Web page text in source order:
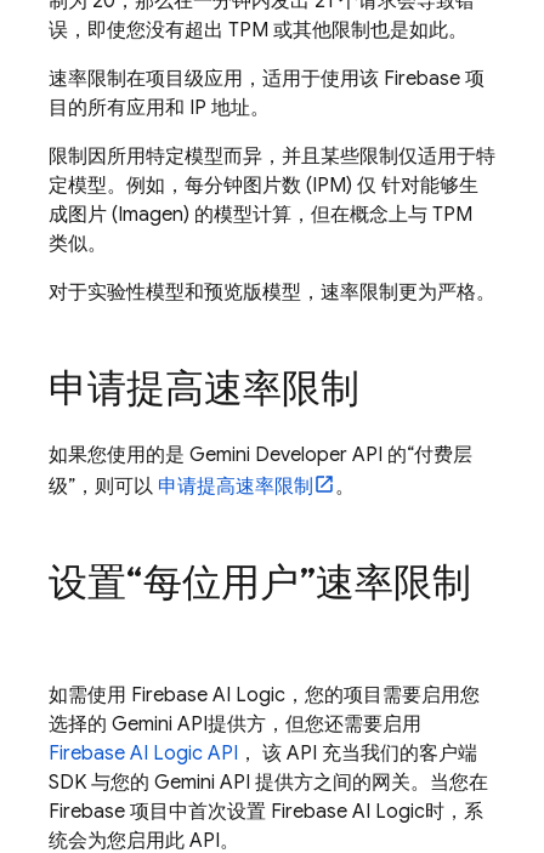
误，即使您没有超出 TPM 或其他限制也是如此。
速率限制在项目级应用，适用于使用该 Firebase 项
目的所有应用和 IP 地址。
限制因所用特定模型而异，并且某些限制仅适用于特
定模型。例如，每分钟图片数 (IPM) 仅 针对能够生
成图片 (Imagen) 的模型计算，但在概念上与 TPM
类似。
对于实验性模型和预览版模型，速率限制更为严格。
申请提高速率限制
如果您使用的是 Gemini Developer API 的“付费层
级”，则可以 申请提高速率限制 。
设置“每位用户”速率限制
如需使用 Firebase AI Logic ，您的项目需要启用您
选择的 Gemini API提供方，但您还需要启用
Firebase AI Logic API ， 该 API 充当我们的客户端
SDK 与您的 Gemini API 提供方之间的网关。当您在
Firebase 项目中首次设置 Firebase AI Logic时，系
统会为您启用此 API。